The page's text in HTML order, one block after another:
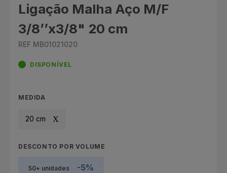
Ligação Malha Aço M/F
3/8’’x3/8" 20 cm
REF MB01021020
DISPONÍVEL
MEDIDA
20 cm
DESCONTO POR VOLUME
50+ unidades -5%